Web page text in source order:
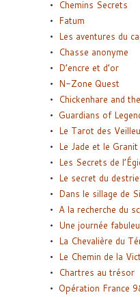
Chemins Secrets
Fatum
Les aventures du
Chasse anonyme
D’encre et d’or
N-Zone Quest
Chickenhare and
Guardians of
Le Tarot des
Le Jade et le Granit
Les Secrets de
Le secret du
Dans le sillage de
A la recherche du
Une journée
La Chevalière du
Le Chemin de la
Chartres au trésor
Opération France